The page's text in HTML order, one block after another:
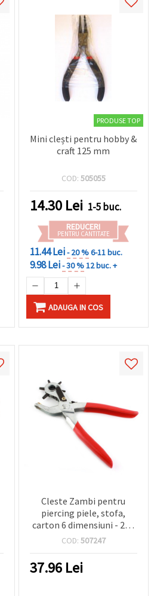
PRODUSE TOP
Mini clești pentru hobby &
craft 125 mm
COD: 505055
14.30 Lei 1-5 buc.
REDUCERI
PENTRU CANTITATE
11.44 Lei- 20 %6-11 buc.
9.98 Lei- 30 %12 buc. +
ADAUGA IN COS
Cleste Zambi pentru
piercing piele, stofa,
carton 6 dimensiuni - 210
mm
COD: 507247
37.96 Lei